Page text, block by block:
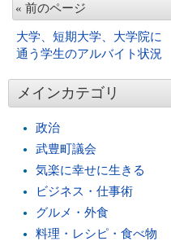
« 前のページ
大学、短期大学、大学院に
通う学生のアルバイト状況
メインカテゴリ
政治
武豊町議会
気楽に幸せに生きる
ビジネス・仕事術
グルメ・外食
料理・レシピ・食べ物